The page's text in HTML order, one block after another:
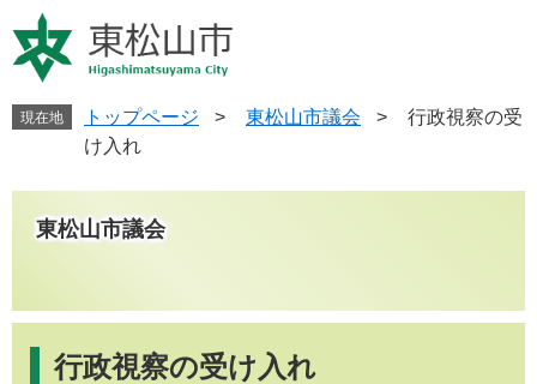
ー
ジ
す
ニ
ュ
し
現在地 トップページ > 東松山市議会 >
行政視察の受
け入れ
東松山市議会
行政視察の受け入れ